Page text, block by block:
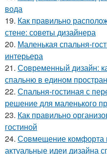
вода
19. Как правильно
стене: советы дизайнера
20. Маленькая спальня-
интерьера
21. Современный дизайн:
спальню в едином
22. Спальня-гостиная с
решение для маленького
23. Как правильно
гостиной
24. Совмещение комфорта
актуальные идеи дизайна